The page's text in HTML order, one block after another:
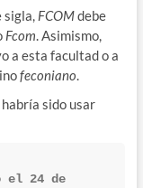
sigla, FCOMdebe
Fcom. Asimismo,
a esta facultad o a
feconiano.
sido usar
el 24 de